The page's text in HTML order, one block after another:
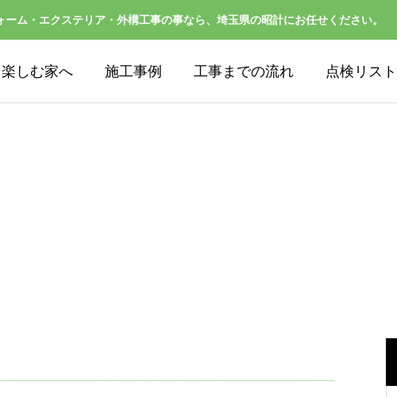
ーム・エクステリア・外構工事の事なら、埼玉県の昭計にお任せください。
しむ家へ 施工事例 工事までの流れ 点検リスト